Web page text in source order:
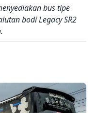
bus tipe
bodi Legacy SR2